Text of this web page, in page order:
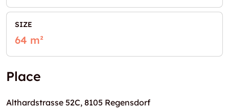
SIZE
64 m²
Place
Althardstrasse 52C, 8105 Regensdorf